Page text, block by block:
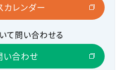
カレンダー
て問い合わせる
い合わせ